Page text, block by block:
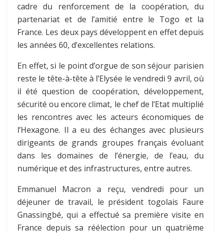
cadre du renforcement de la coopération, du
partenariat et de l’amitié entre le Togo et la
France. Les deux pays développent en effet depuis
les années 60, d’excellentes relations.
En effet, si le point d’orgue de son séjour parisien
reste le tête-à-tête à l’Elysée le vendredi 9 avril, où
il été question de coopération, développement,
sécurité ou encore climat, le chef de l’Etat multiplié
les rencontres avec les acteurs économiques de
l’Hexagone. Il a eu des échanges avec plusieurs
dirigeants de grands groupes français évoluant
dans les domaines de l’énergie, de l’eau, du
numérique et des infrastructures, entre autres.
Emmanuel Macron a reçu, vendredi pour un
déjeuner de travail, le président togolais Faure
Gnassingbé, qui a effectué sa première visite en
France depuis sa réélection pour un quatrième